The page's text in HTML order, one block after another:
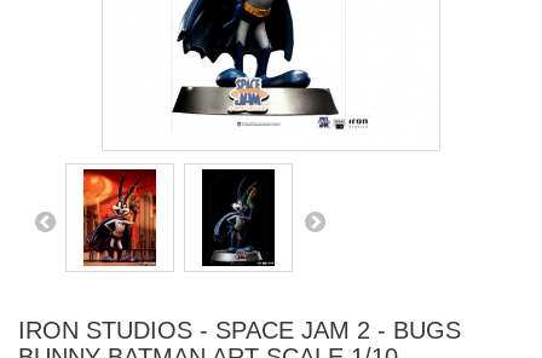
IRON STUDIOS - SPACE JAM 2 - BUGS